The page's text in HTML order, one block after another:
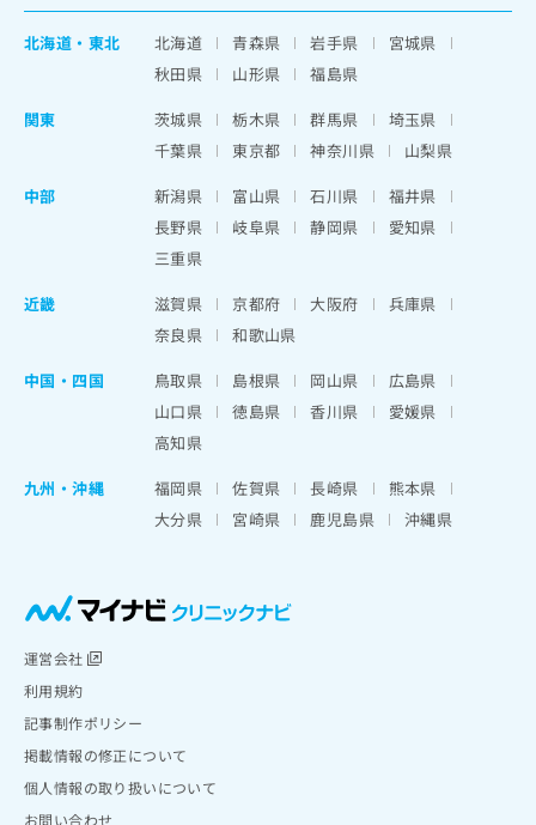
北海道 ・ 東北 北海道 青森県 岩手県
宮城県
秋田県
山形県
福島県
関東
茨城県 栃木県 群馬県
埼玉県
千葉県
東京都 神奈川県
山梨県
中部
新潟県 富山県 石川県
福井県
長野県
岐阜県 静岡県
愛知県
三重県
近畿
滋賀県 京都府 大阪府
兵庫県
奈良県
和歌山県
中国・四国
鳥取県 島根県 岡山県
広島県
山口県
徳島県 香川県
愛媛県
高知県
九州・沖縄
福岡県 佐賀県 長崎県
熊本県
大分県
宮崎県 鹿児島県 沖縄県
運営会社
利用規約
記事制作ポリシー
掲載情報の修正について
個人情報の取り扱いについて
お問い合わせ